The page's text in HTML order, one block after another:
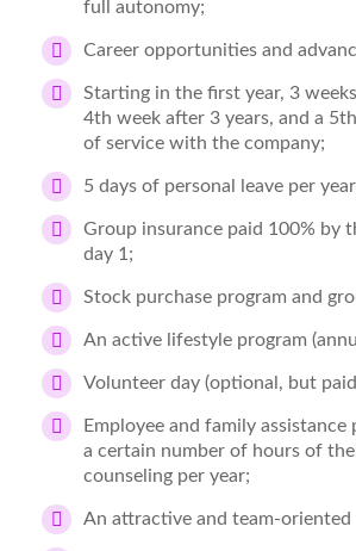
full autonomy;
Career opportunities and
Starting in the first year, 3
4th week after 3 years, and a
of service with the company;
5 days of personal leave per
Group insurance paid 100% by
day 1;
Stock purchase program and
An active lifestyle program
Volunteer day (optional, but
Employee and family
a certain number of hours of
counseling per year;
An attractive and team-